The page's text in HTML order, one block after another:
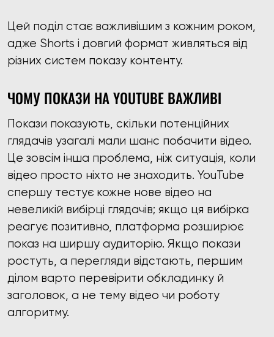
Цей поділ стає важливішим з кожним роком,
адже Shorts і довгий формат живляться від
різних систем показу контенту.
ЧОМУ ПОКАЗИ НА YOUTUBE ВАЖЛИВІ
Покази показують, скільки потенційних
глядачів узагалі мали шанс побачити відео.
Це зовсім інша проблема, ніж ситуація, коли
відео просто ніхто не знаходить. YouTube
спершу тестує кожне нове відео на
невеликій вибірці глядачів; якщо ця вибірка
реагує позитивно, платформа розширює
показ на ширшу аудиторію. Якщо покази
ростуть, а перегляди відстають, першим
ділом варто перевірити обкладинку й
заголовок, а не тему відео чи роботу
алгоритму.